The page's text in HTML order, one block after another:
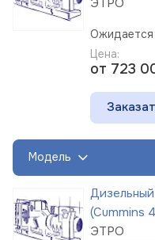
Ожидается
Цена:
от 723
Модель
(Cummins
ЭТРО